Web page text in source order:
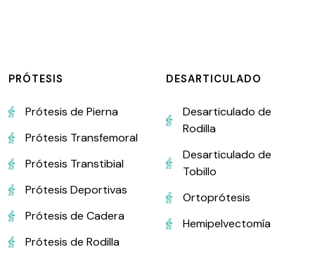
PRÓTESIS
Prótesis de Pierna
Prótesis Transfemoral
Prótesis Transtibial
Prótesis Deportivas
Prótesis de Cadera
Prótesis de Rodilla
DESARTICULADO
Desarticulado de
Rodilla
Desarticulado de
Tobillo
Ortoprótesis
Hemipelvectomía